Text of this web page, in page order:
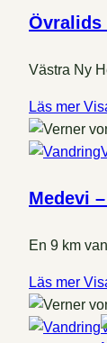
Övralids
Västra Ny
Läs mer
Medevi
En 9 km
Läs mer